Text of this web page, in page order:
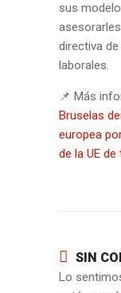
sus
directiva
laborales.
📌 Más
Bruselas
europea
de la UE
SIN
Lo